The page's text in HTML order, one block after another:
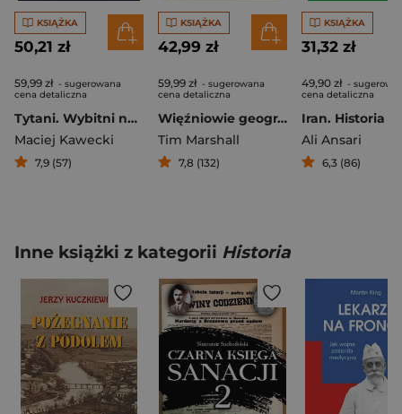
KSIĄŻKA
50,21 zł
59,99 zł - sugerowana
cena detaliczna
Tytani. Wybitni naukowcy i wizjonerzy o granicach poznania
Maciej Kawecki
7,9 (57)
KSIĄŻKA
42,99 zł
59,99 zł - sugerowana
cena detaliczna
Więźniowie geografii. Nowe wyzwania.
Tim Marshall
7,8 (132)
KSIĄŻKA
31,32 zł
49,90 zł -
cena detaliczna
Ali Ansari
6,3 (86)
Inne książki z kategorii Historia